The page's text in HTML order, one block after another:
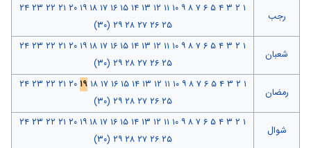
رجب
۱ ۲ ۳ ۴ ۵ ۶ ۷ ۸ ۹ ۱۰ ۱۱ ۱۲ ۱۳ ۱۴ ۱۵ ۱۶ ۱۷ ۱۸ ۱۹ ۲۰ ۲۱ ۲۲ ۲۳ ۲۴
۲۵ ۲۶ ۲۷ ۲۸ ۲۹ (۳۰)
شعبان
۱ ۲ ۳ ۴ ۵ ۶ ۷ ۸ ۹ ۱۰ ۱۱ ۱۲ ۱۳ ۱۴ ۱۵ ۱۶ ۱۷ ۱۸ ۱۹ ۲۰ ۲۱ ۲۲ ۲۳ ۲۴
۲۵ ۲۶ ۲۷ ۲۸ ۲۹ (۳۰)
رمضان
۱ ۲ ۳ ۴ ۵ ۶ ۷ ۸ ۹ ۱۰ ۱۱ ۱۲ ۱۳ ۱۴ ۱۵ ۱۶ ۱۷ ۱۸ ۱۹ ۲۰ ۲۱ ۲۲ ۲۳ ۲۴
۲۵ ۲۶ ۲۷ ۲۸ ۲۹ (۳۰)
شوال
۱ ۲ ۳ ۴ ۵ ۶ ۷ ۸ ۹ ۱۰ ۱۱ ۱۲ ۱۳ ۱۴ ۱۵ ۱۶ ۱۷ ۱۸ ۱۹ ۲۰ ۲۱ ۲۲ ۲۳ ۲۴
۲۵ ۲۶ ۲۷ ۲۸ ۲۹ (۳۰)